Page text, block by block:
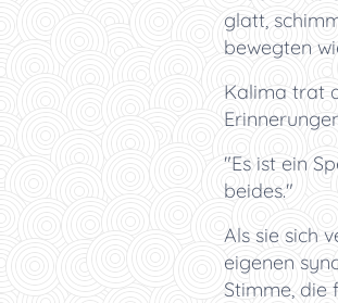
glatt,
bewegten
Kalima trat
"Es ist ein
beides."
Als sie sich
eigenen
Stimme, die